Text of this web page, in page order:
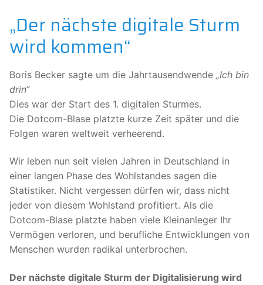
„Der nächste digitale Sturm
wird kommen“
Boris Becker sagte um die Jahrtausendwende „Ich bin
drin“
Dies war der Start des 1. digitalen Sturmes.
Die Dotcom-Blase platzte kurze Zeit später und die
Folgen waren weltweit verheerend.
Wir leben nun seit vielen Jahren in Deutschland in
einer langen Phase des Wohlstandes sagen die
Statistiker. Nicht vergessen dürfen wir, dass nicht
jeder von diesem Wohlstand profitiert. Als die
Dotcom-Blase platzte haben viele Kleinanleger Ihr
Vermögen verloren, und berufliche Entwicklungen von
Menschen wurden radikal unterbrochen.
Der nächste digitale Sturm der Digitalisierung wird